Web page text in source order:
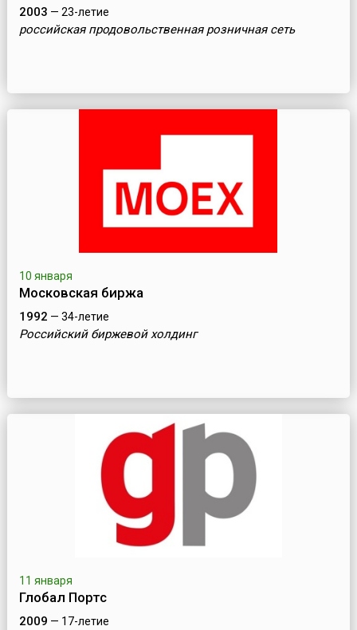
2003 — 23-летие
российская продовольственная розничная сеть
10 января
Московская биржа
1992 — 34-летие
Российский биржевой холдинг
11 января
Глобал Портс
2009 — 17-летие